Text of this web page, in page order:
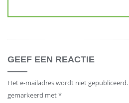
GEEF EEN REACTIE
Het e-mailadres wordt niet gepubliceerd.
gemarkeerd met*